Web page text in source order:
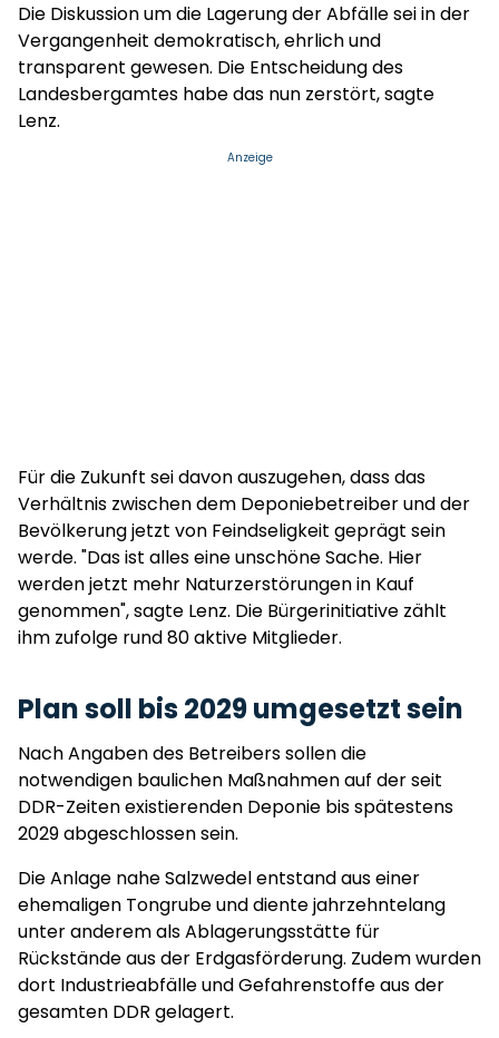
Die Diskussion um die Lagerung der Abfälle sei in der
Vergangenheit demokratisch, ehrlich und
transparent gewesen. Die Entscheidung des
Landesbergamtes habe das nun zerstört, sagte
Lenz.
Anzeige
Für die Zukunft sei davon auszugehen, dass das
Verhältnis zwischen dem Deponiebetreiber und der
Bevölkerung jetzt von Feindseligkeit geprägt sein
werde. "Das ist alles eine unschöne Sache. Hier
werden jetzt mehr Naturzerstörungen in Kauf
genommen", sagte Lenz. Die Bürgerinitiative zählt
ihm zufolge rund 80 aktive Mitglieder.
Plan soll bis 2029 umgesetzt sein
Nach Angaben des Betreibers sollen die
notwendigen baulichen Maßnahmen auf der seit
DDR-Zeiten existierenden Deponie bis spätestens
2029 abgeschlossen sein.
Die Anlage nahe Salzwedel entstand aus einer
ehemaligen Tongrube und diente jahrzehntelang
unter anderem als Ablagerungsstätte für
Rückstände aus der Erdgasförderung. Zudem wurden
dort Industrieabfälle und Gefahrenstoffe aus der
gesamten DDR gelagert.